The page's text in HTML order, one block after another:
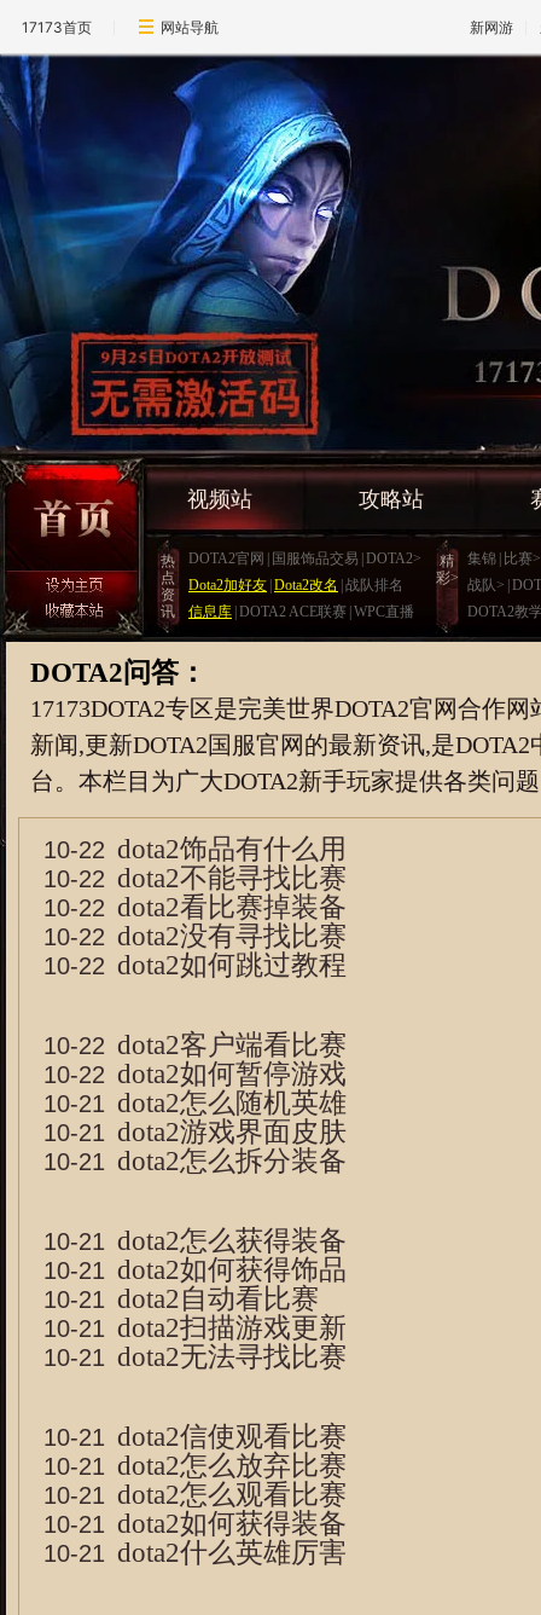
17173首页 网站导航 新网游
视频站 攻略站
热
点
资
讯
DOTA2官网 国服饰品交易 DOTA2>
Dota2加好友 Dota2改名 战队排名
信息库 DOTA2 ACE联赛 WPC直播
精
彩>
集锦 比赛>
战队>
DOTA2教
DOTA2问答：
17173DOTA2专区是完美世界DOTA2官网合作
新闻,更新DOTA2国服官网的最新资讯,是
台。本栏目为广大DOTA2新手玩家提供各类问
10-22 dota2饰品有什么用
10-22 dota2不能寻找比赛
10-22 dota2看比赛掉装备
10-22 dota2没有寻找比赛
10-22 dota2如何跳过教程
10-22 dota2客户端看比赛
10-22 dota2如何暂停游戏
10-21 dota2怎么随机英雄
10-21 dota2游戏界面皮肤
10-21 dota2怎么拆分装备
10-21 dota2怎么获得装备
10-21 dota2如何获得饰品
10-21 dota2自动看比赛
10-21 dota2扫描游戏更新
10-21 dota2无法寻找比赛
10-21 dota2信使观看比赛
10-21 dota2怎么放弃比赛
10-21 dota2怎么观看比赛
10-21 dota2如何获得装备
10-21 dota2什么英雄厉害